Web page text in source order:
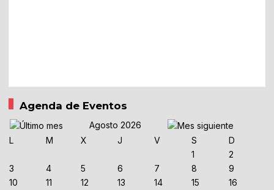
Agenda de Eventos
Agosto 2026
L
M X J V S
D
1
2
3
4 5 6 7 8
9
10
11 12 13 14 15
16